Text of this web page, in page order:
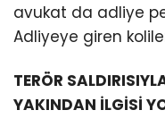
avukat da adliye
Adliyeye giren
TERÖR
YAKINDAN İLGİSİ